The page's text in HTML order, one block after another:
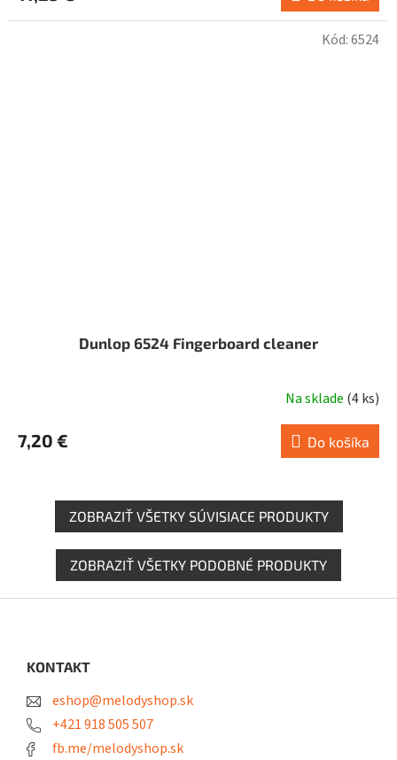
Dunlop 6524 Fingerboard cleaner
Na sklade (4 ks)
7,20 € Do košíka
Kód:6524
ZOBRAZIŤ VŠETKY SÚVISIACE PRODUKTY
ZOBRAZIŤ VŠETKY PODOBNÉ PRODUKTY
KONTAKT
eshop@melodyshop.sk
+421 918 505 507
fb.me/melodyshop.sk